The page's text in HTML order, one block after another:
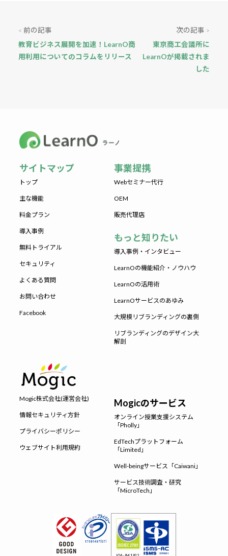
< 前の記事
教育ビジネス展開を加速！LearnO商
用利用についてのコラムをリリース
次の記事 >
東京商工会議所に
LearnOが掲載されま
した
サイトマップ
トップ
主な機能
料金プラン
導入事例
無料トライアル
セキュリティ
よくある質問
お問い合わせ
Facebook
事業提携
Webセミナー代行
OEM
販売代理店
もっと知りたい
導入事例・インタビュー
LearnOの機能紹介・ノウハウ
LearnOの活用術
LearnOサービスのあゆみ
大規模リブランディングの裏側
リブランディングのデザイン大
解剖
Mogic株式会社(運営会社)
情報セキュリティ方針
プライバシーポリシー
ウェブサイト利用規約
Mogicのサービス
オンライン授業支援システム
「Pholly」
EdTechプラットフォーム
「Limited」
Well-beingサービス「Caiwani」
サービス技術調査・研究
「MicroTech」